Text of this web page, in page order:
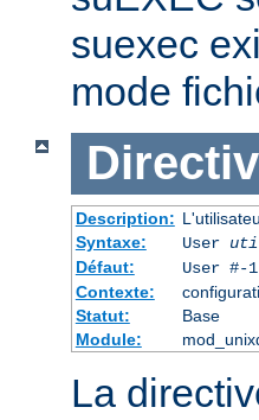
suexec
mode
Description:
Syntaxe:
User
Défaut:
User #-1
Contexte:
Statut:
Base
Module:
La